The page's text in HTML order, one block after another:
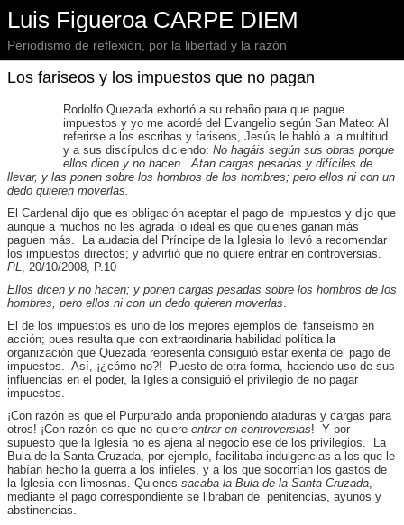
Luis Figueroa CARPE DIEM
Periodismo de reflexión, por la libertad y la razón
Los fariseos y los impuestos que no pagan
Rodolfo Quezada exhortó a su rebaño para que pague
impuestos y yo me acordé del Evangelio según San Mateo: Al
referirse a los escribas y fariseos, Jesús le habló a la multitud
y a sus discípulos diciendo: No hagáis según sus obras porque
ellos dicen y no hacen. Atan cargas pesadas y difíciles de
llevar, y las ponen sobre los hombros de los hombres; pero ellos ni con un
dedo quieren moverlas.
El Cardenal dijo que es obligación aceptar el pago de impuestos y dijo que
aunque a muchos no les agrada lo ideal es que quienes ganan más
paguen más. La audacia del Príncipe de la Iglesia lo llevó a recomendar
los impuestos directos; y advirtió que no quiere entrar en controversias.
PL, 20/10/2008, P.10
Ellos dicen y no hacen; y ponen cargas pesadas sobre los hombros de los
hombres, pero ellos ni con un dedo quieren moverlas.
El de los impuestos es uno de los mejores ejemplos del fariseísmo en
acción; pues resulta que con extraordinaria habilidad política la
organización que Quezada representa consiguió estar exenta del pago de
impuestos. Así, ¡¿cómo no?! Puesto de otra forma, haciendo uso de sus
influencias en el poder, la Iglesia consiguió el privilegio de no pagar
impuestos.
¡Con razón es que el Purpurado anda proponiendo ataduras y cargas para
otros! ¡Con razón es que no quiere entrar en controversias! Y por
supuesto que la Iglesia no es ajena al negocio ese de los privilegios.
La
Bula de la Santa Cruzada, por ejemplo, facilitaba indulgencias a los que le
habían hecho la guerra a los infieles, y a los que socorrían los gastos de
la Iglesia con limosnas. Quienes sacaba la Bula de la Santa Cruzada,
mediante el pago correspondiente se libraban de penitencias, ayunos y
abstinencias.